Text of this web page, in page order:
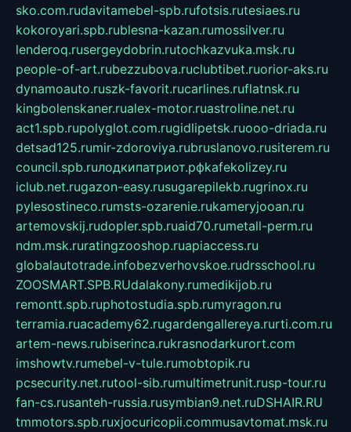
sko.com.rudavitamebel-spb.rufotsis.rutesiaes.ru
kokoroyari.spb.rublesna-kazan.rumossilver.ru
lenderoq.rusergeydobrin.rutochkazvuka.msk.ru
people-of-art.rubezzubova.ruclubtibet.ruorior-aks.ru
dynamoauto.ruszk-favorit.rucarlines.ruflatnsk.ru
kingbolenskaner.rualex-motor.ruastroline.net.ru
act1.spb.rupolyglot.com.rugidlipetsk.ruooo-driada.ru
detsad125.rumir-zdoroviya.rubruslanovo.rusiterem.ru
council.spb.ruлодкипатриот.рфkafekolizey.ru
iclub.net.rugazon-easy.rusugarepilekb.rugrinox.ru
pylesostineco.rumsts-ozarenie.rukameryjooan.ru
artemovskij.rudopler.spb.ruaid70.rumetall-perm.ru
ndm.msk.ruratingzooshop.ruapiaccess.ru
globalautotrade.infobezverhovskoe.rudrsschool.ru
ZOOSMART.SPB.RUdalakony.rumedikijob.ru
remontt.spb.ruphotostudia.spb.rumyragon.ru
terramia.ruacademy62.rugardengallereya.rurti.com.ru
artem-news.rubiserinca.rukrasnodarkurort.com
imshowtv.rumebel-v-tule.rumobtopik.ru
pcsecurity.net.rutool-sib.rumultimetrunit.rusp-tour.ru
fan-cs.rusanteh-russia.rusymbian9.net.ruDSHAIR.RU
tmmotors.spb.ruxjocuricopii.commusavtomat.msk.ru